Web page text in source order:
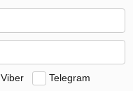
Viber Telegram